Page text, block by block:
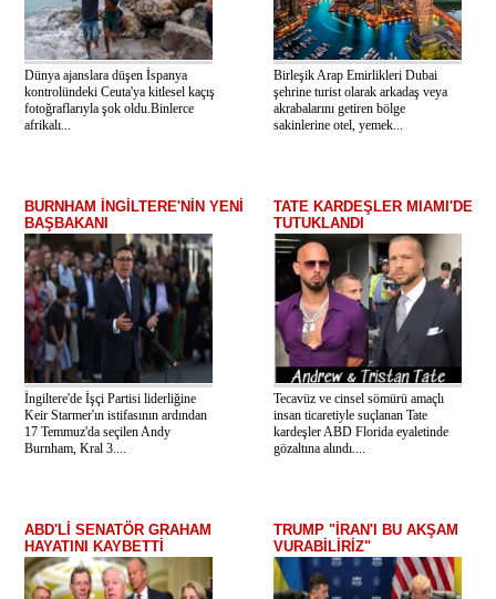
Dünya ajanslara düşen İspanya
kontrolündeki Ceuta'ya kitlesel kaçış
fotoğraflarıyla şok oldu.Binlerce
afrikalı...
Birleşik Arap Emirlikleri Dubai
şehrine turist olarak arkadaş veya
akrabalarını getiren bölge
sakinlerine otel, yemek...
BURNHAM İNGİLTERE'NİN YENİ
BAŞBAKANI
İngiltere'de İşçi Partisi liderliğine
Keir Starmer'ın istifasının ardından
17 Temmuz'da seçilen Andy
Burnham, Kral 3....
TATE KARDEŞLER MIAMI'DE
TUTUKLANDI
Tecavüz ve cinsel sömürü amaçlı
insan ticaretiyle suçlanan Tate
kardeşler ABD Florida eyaletinde
gözaltına alındı....
ABD'Lİ SENATÖR GRAHAM
HAYATINI KAYBETTİ
TRUMP "İRAN'I BU AKŞAM
VURABİLİRİZ"